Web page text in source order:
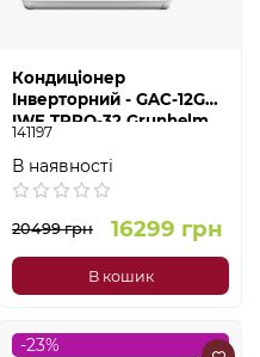
Кондиціонер
Інверторний - GAC-12GH-
IWF TPRO-32 Grunhelm
141197
В наявності
20499 грн 16299 грн
В кошик
-23%